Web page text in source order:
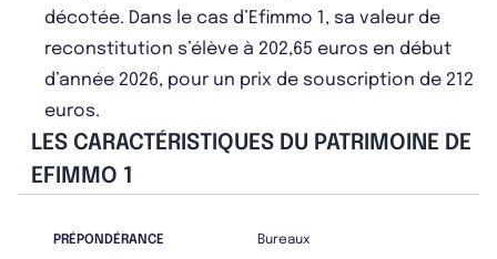
décotée. Dans le cas d’Efimmo 1, sa valeur de
reconstitution s’élève à 202,65 euros en début
d’année 2026, pour un prix de souscription de 212
euros.
LES CARACTÉRISTIQUES DU PATRIMOINE DE
EFIMMO 1
PRÉPONDÉRANCE Bureaux